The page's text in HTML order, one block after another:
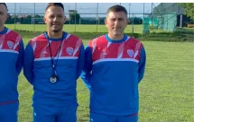
"I danas osjećam